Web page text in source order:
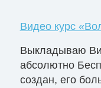
Видео курс
Выкладываю
абсолютно
создан, его